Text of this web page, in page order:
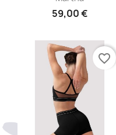
59,00 €
favorite_border